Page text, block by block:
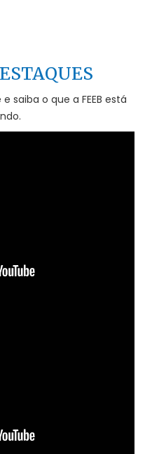
saiba o que a FEEB está